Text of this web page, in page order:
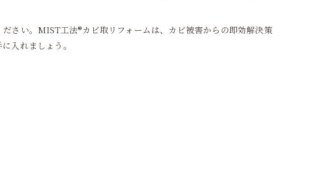
さい。MIST工法®カビ取リフォームは、カビ被害からの即効解決策
入れましょう。